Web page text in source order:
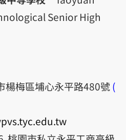
Senior High
楊梅區埔心永平路480號(